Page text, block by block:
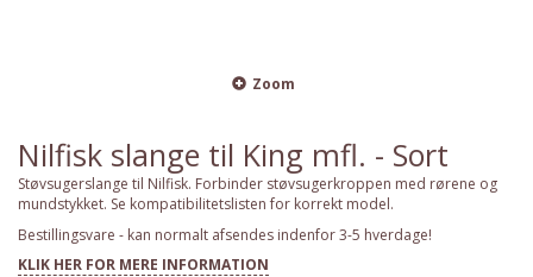
Zoom
Nilfisk slange til King mfl. - Sort
Støvsugerslange til Nilfisk. Forbinder støvsugerkroppen med rørene og
mundstykket. Se kompatibilitetslisten for korrekt model.
Bestillingsvare - kan normalt afsendes indenfor 3-5 hverdage!
KLIK HER FOR MERE INFORMATION